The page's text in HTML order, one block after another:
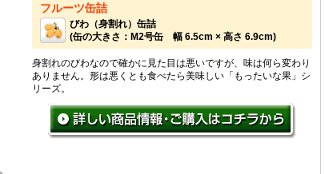
フルーツ缶詰
びわ（身割れ）缶詰
(缶の大きさ：M2号缶 幅 6.5cm × 高さ 6.9cm)
身割れのびわなので確かに見た目は悪いですが、味は何ら変わり
ありません。形は悪くとも食べたら美味しい「もったいな果」シ
リーズ。